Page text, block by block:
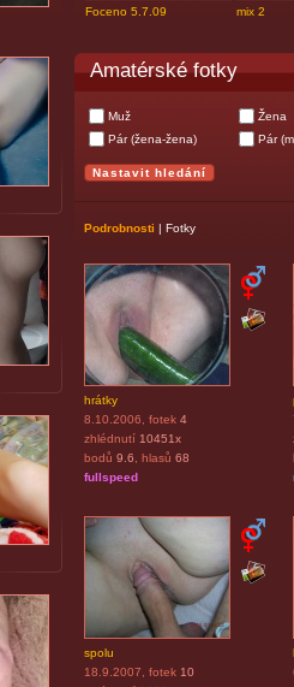
Foceno 5.7.09 mix 2
Amatérské fotky
Muž Žena
Pár (žena-žena)
Pár
Podrobnosti | Fotky
hrátky
8.10.2006 , fotek 4
zhlédnutí 10451x
bodů 9.6 , hlasů 68
fullspeed
spolu
18.9.2007 , fotek 10